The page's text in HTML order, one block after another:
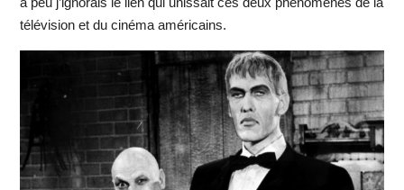
télévision et du cinéma américains.